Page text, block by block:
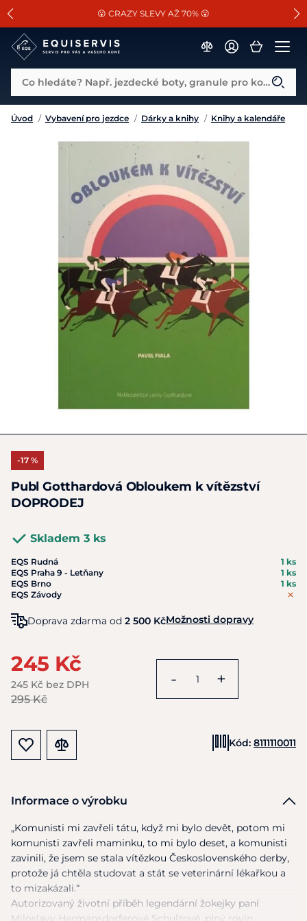
SLEVA 13% na vše od Cassini!
😮 CRAZY SLEVY AŽ 70% 😮
📐Pasování a doplňky k vybraným sedlům ZDARMA 🐴
Co hledáte? Např. jezdecké boty, granule pro koně...
Úvod / Vybavení pro jezdce / Dárky a knihy / Knihy a kalendáře
-17 %
Publ Gotthardová Obloukem k vítězství
DOPRODEJ
Skladem 3 ks
EQS Rudná
1 ks
EQS Praha 9 - Letňany
1 ks
EQS Brno
1 ks
EQS Závody
Doprava zdarma od 2 500 KčMožnosti dopravy
245 Kč
245 Kč bez DPH
295 Kč
- +
Kód: 8111110011
Informace o výrobku
„Komunisti mi zavřeli tátu, když mi bylo devět, potom mi
komunisti zavřeli maminku, to mi bylo deset, a komunisti
zavinili, že jsem se stala vítězkou Československého derby,
protože já chtěla studovat a stát se veterinární lékařkou a
to mizakázali.“
Autorizovaný životní příběh legendární žokejky paní
Miloslavy Hermansdorferové Schulzové, plný rovin,